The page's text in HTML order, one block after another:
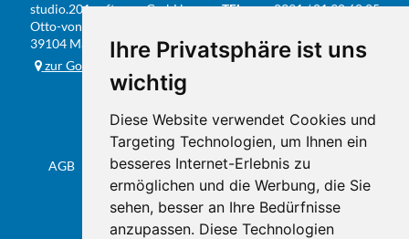
Ihre Privatsphäre ist uns
wichtig
Diese Website verwendet Cookies und
Targeting Technologien, um Ihnen ein
besseres Internet-Erlebnis zu
ermöglichen und die Werbung, die Sie
sehen, besser an Ihre Bedürfnisse
anzupassen. Diese Technologien
studio.201 software GmbH
Otto-von-Guericke-Str. 104
39104 Magdeburg
zur Google-Karte
TEL
0391 / 81 90 68 05
E-MAIL info@studio201.de
AGB Datenschutz & Impressum Sitemap